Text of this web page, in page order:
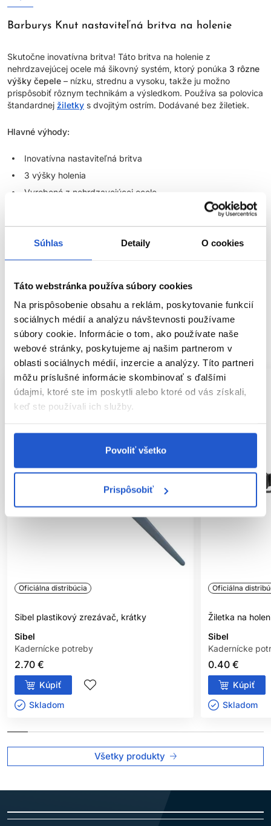
Súhlas Detaily O cookies
Táto webstránka používa súbory cookies
Na prispôsobenie obsahu a reklám, poskytovanie funkcií
sociálnych médií a analýzu návštevnosti používame
súbory cookie. Informácie o tom, ako používate naše
webové stránky, poskytujeme aj našim partnerom v
oblasti sociálnych médií, inzercie a analýzy. Títo partneri
môžu príslušné informácie skombinovať s ďalšími
údajmi, ktoré ste im poskytli alebo ktoré od vás získali,
keď ste používali ich služby.
Povoliť všetko
Prispôsobiť
Barburys Knut nastaviteľná britva na holenie
Skutočne inovatívna britva! Táto britva na holenie z
nehrdzavejúcej ocele má šikovný systém, ktorý ponúka 3 rôzne
výšky čepele – nízku, strednu a vysoku, takže ju možno
prispôsobiť rôznym technikám a výsledkom. Používa sa polovica
štandardnej žiletky s dvojitým ostrím. Dodávané bez žiletiek.
Hlavné výhody:
Inovatívna nastaviteľná britva
3 výšky holenia
Vyrobené z nehrdzavejúcej ocele
Parametre
Značka
Hodnotenia
SÚVISIACE PRODUKTY
Oficiálna distribúcia
Sibel plastikový zrezávač, krátky
Sibel
Kadernícke potreby
2.70 €
Kúpiť
Skladom ㅤ
Oficiálna
Žiletka na
Sibel
Kadernícke
0.40 €
Kúpiť
Skladom ㅤ
Všetky produkty